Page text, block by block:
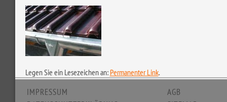
Legen Sie ein Lesezeichen an: Permanenter Link.
IMPRESSUM
AGB